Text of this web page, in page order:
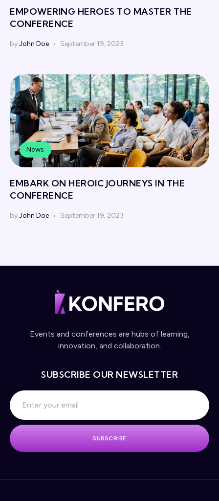
EMPOWERING HEROES TO MASTER THE
CONFERENCE
byJohn Doe September 19, 2023
News
EMBARK ON HEROIC JOURNEYS IN THE
CONFERENCE
byJohn Doe September 19, 2023
Events and conferences are hubs of learning,
innovation, and collaboration.
SUBSCRIBE OUR NEWSLETTER
SUBSCRIBE